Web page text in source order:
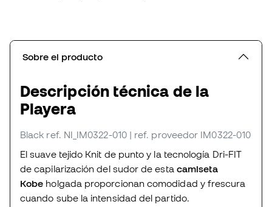
Sobre el producto
Descripción técnica de la
Playera
Black ref. NI_IM0322-010 | ref. proveedor IM0322-010
El suave tejido Knit de punto y la tecnología Dri-FIT
de capilarización del sudor de esta camiseta
Kobe holgada proporcionan comodidad y frescura
cuando sube la intensidad del partido.